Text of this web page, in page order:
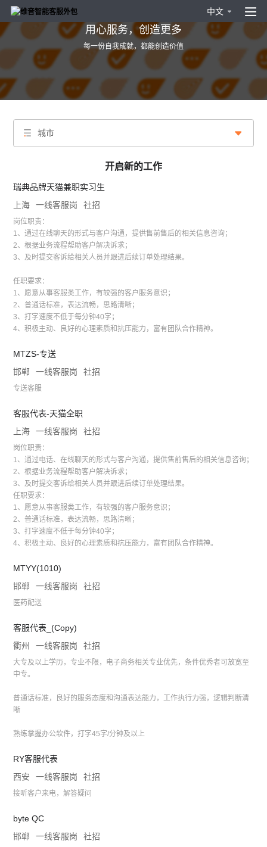
中文
用心服务，创造更多
每一份自我成就，都能创造价值
城市
开启新的工作
瑞典品牌天猫兼职实习生
上海
一线客服岗 社招
岗位职责：
1、通过在线聊天的形式与客户沟通，提供售前售后的相关信息咨询；
2、根据业务流程帮助客户解决诉求；
3、及时提交客诉给相关人员并跟进后续订单处理结果。
任职要求：
1、愿意从事客服类工作，有较强的客户服务意识；
2、普通话标准，表达流畅，思路清晰；
3、打字速度不低于每分钟40字；
4、积极主动、良好的心理素质和抗压能力，富有团队合作精神。
MTZS-专送
邯郸
一线客服岗 社招
专送客服
客服代表-天猫全职
上海
一线客服岗 社招
岗位职责：
1、通过电话、在线聊天的形式与客户沟通，提供售前售后的相关信息咨询；
2、根据业务流程帮助客户解决诉求；
3、及时提交客诉给相关人员并跟进后续订单处理结果。
任职要求：
1、愿意从事客服类工作，有较强的客户服务意识；
2、普通话标准，表达流畅，思路清晰；
3、打字速度不低于每分钟40字；
4、积极主动、良好的心理素质和抗压能力，富有团队合作精神。
MTYY(1010)
邯郸
一线客服岗 社招
医药配送
客服代表_(Copy)
衢州
一线客服岗 社招
大专及以上学历，专业不限，电子商务相关专业优先，条件优秀者可放宽至
中专。
普通话标准，良好的服务态度和沟通表达能力，工作执行力强，逻辑判断清
晰
熟练掌握办公软件，打字45字/分钟及以上
RY客服代表
西安
一线客服岗 社招
接听客户来电，解答疑问
byte QC
邯郸
一线客服岗 社招